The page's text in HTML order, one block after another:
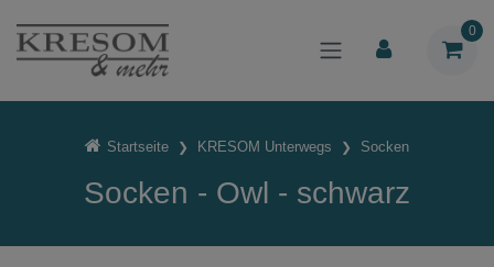
0
Startseite KRESOM Unterwegs Socken
Socken - Owl - schwarz